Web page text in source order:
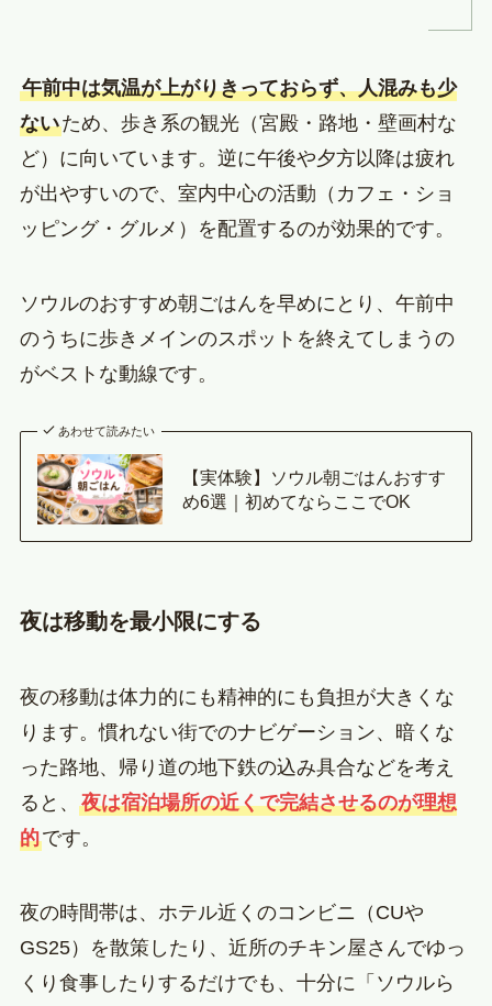
午前中は気温が上がりきっておらず、人混みも少
ないため、歩き系の観光（宮殿・路地・壁画村な
ど）に向いています。逆に午後や夕方以降は疲れ
が出やすいので、室内中心の活動（カフェ・ショ
ッピング・グルメ）を配置するのが効果的です。
ソウルのおすすめ朝ごはんを早めにとり、午前中
のうちに歩きメインのスポットを終えてしまうの
がベストな動線です。
あわせて読みたい
【実体験】ソウル朝ごはんおすす
め6選｜初めてならここでOK
夜は移動を最小限にする
夜の移動は体力的にも精神的にも負担が大きくな
ります。慣れない街でのナビゲーション、暗くな
った路地、帰り道の地下鉄の込み具合などを考え
ると、 夜は宿泊場所の近くで完結させるのが理想
的です。
夜の時間帯は、ホテル近くのコンビニ（CUや
GS25）を散策したり、近所のチキン屋さんでゆっ
くり食事したりするだけでも、十分に「ソウルら